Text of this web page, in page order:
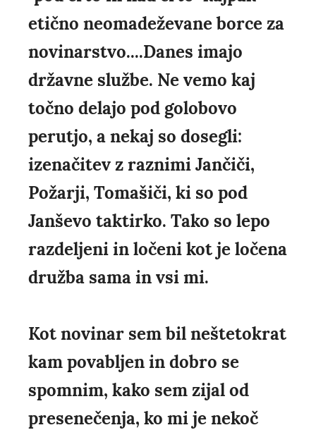
etično neomadeževane borce za
novinarstvo....Danes imajo
državne službe. Ne vemo kaj
točno delajo pod golobovo
perutjo, a nekaj so dosegli:
izenačitev z raznimi Jančiči,
Požarji, Tomašiči, ki so pod
Janševo taktirko. Tako so lepo
razdeljeni in ločeni kot je ločena
družba sama in vsi mi.
Kot novinar sem bil neštetokrat
kam povabljen in dobro se
spomnim, kako sem zijal od
presenečenja, ko mi je nekoč